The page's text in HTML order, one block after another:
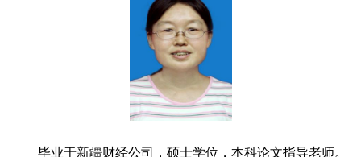
毕业于新疆财经公司，硕士学位，本科论文指导老师。